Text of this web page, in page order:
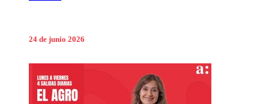
24 de junio 2026